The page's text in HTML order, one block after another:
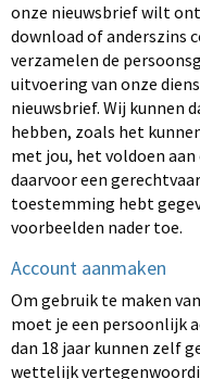
onze nieuwsbrief wilt
download of anderszins
verzamelen de
uitvoering van onze
nieuwsbrief. Wij kunnen
hebben, zoals het
met jou, het voldoen
daarvoor een
toestemming hebt
voorbeelden nader toe.
Account aanmaken
Om gebruik te maken
moet je een persoonlijk
dan 18 jaar kunnen zelf
wettelijk